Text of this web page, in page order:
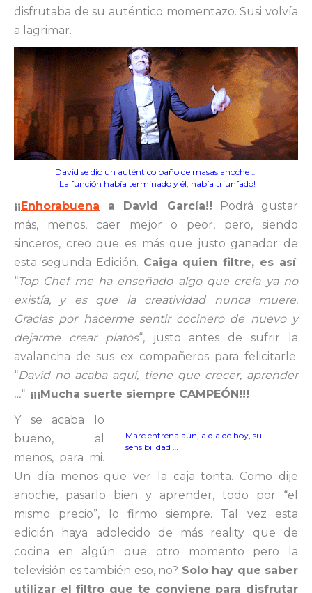
disfrutaba de su auténtico momentazo. Susi volvía
a lagrimar.
David se dio un auténtico baño de masas anoche …
¡La función había terminado y él, había triunfado!
¡¡ Enhorabuena a David García!! Podrá gustar
más, menos, caer mejor o peor, pero, siendo
sinceros, creo que es más que justo ganador de
esta segunda Edición. Caiga quien filtre, es así:
“Top Chef me ha enseñado algo que creía ya no
existía, y es que la creatividad nunca muere.
Gracias por hacerme sentir cocinero de nuevo y
dejarme crear platos“, justo antes de sufrir la
avalancha de sus ex compañeros para felicitarle.
“David no acaba aquí, tiene que crecer, aprender
…“. ¡¡¡Mucha suerte siempre CAMPEÓN!!!
Marc entrena aún, a día de hoy, su
sensibilidad …
Y se acaba lo
bueno, al
menos, para mi.
Un día menos que ver la caja tonta. Como dije
anoche, pasarlo bien y aprender, todo por “el
mismo precio”, lo firmo siempre. Tal vez esta
edición haya adolecido de más reality que de
cocina en algún que otro momento pero la
televisión es también eso, no? Solo hay que saber
utilizar el filtro que te conviene para disfrutar